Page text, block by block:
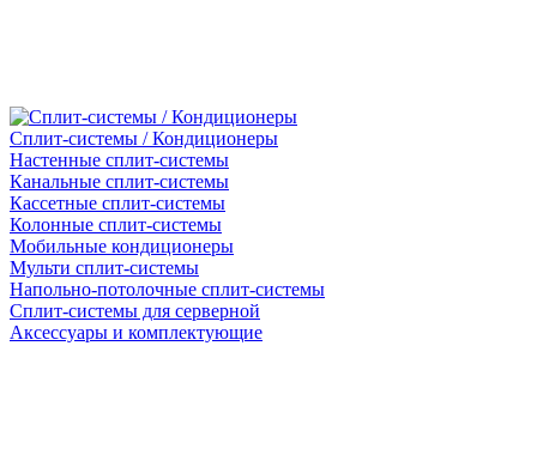
Сплит-системы / Кондиционеры
Настенные сплит-системы
Канальные сплит-системы
Кассетные сплит-системы
Колонные сплит-системы
Мобильные кондиционеры
Мульти сплит-системы
Напольно-потолочные сплит-системы
Сплит-системы для серверной
Аксессуары и комплектующие